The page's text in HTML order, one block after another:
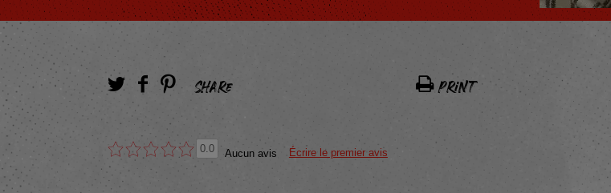
SHARE PRINT
0.0 Aucun avis Écrire le premier avis